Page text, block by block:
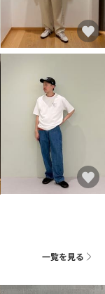
一覧を見る